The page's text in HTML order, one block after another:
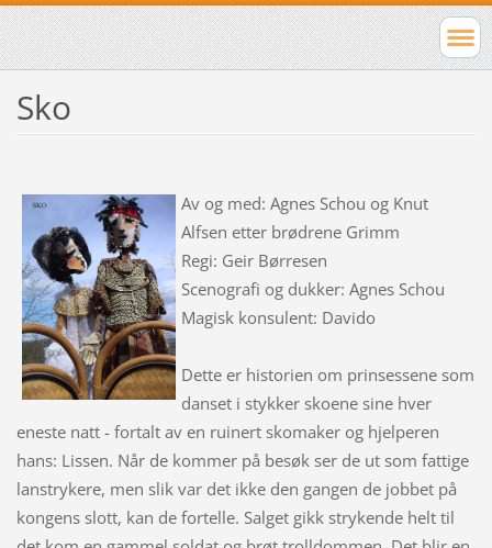
Sko
Av og med: Agnes Schou og Knut
Alfsen etter brødrene Grimm
Regi: Geir Børresen
Scenografi og dukker: Agnes Schou
Magisk konsulent: Davido
Dette er historien om prinsessene som
danset i stykker skoene sine hver
eneste natt - fortalt av en ruinert skomaker og hjelperen
hans: Lissen. Når de kommer på besøk ser de ut som fattige
lanstrykere, men slik var det ikke den gangen de jobbet på
kongens slott, kan de fortelle. Salget gikk strykende helt til